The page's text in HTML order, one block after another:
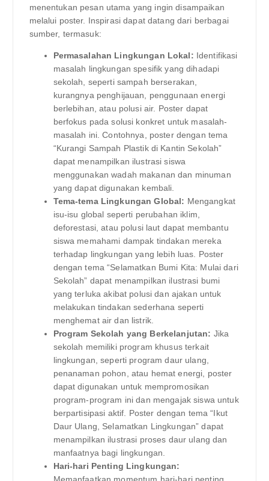
menentukan pesan utama yang ingin disampaikan
melalui poster. Inspirasi dapat datang dari berbagai
sumber, termasuk:
Permasalahan Lingkungan Lokal: Identifikasi
masalah lingkungan spesifik yang dihadapi
sekolah, seperti sampah berserakan,
kurangnya penghijauan, penggunaan energi
berlebihan, atau polusi air. Poster dapat
berfokus pada solusi konkret untuk masalah-
masalah ini. Contohnya, poster dengan tema
“Kurangi Sampah Plastik di Kantin Sekolah”
dapat menampilkan ilustrasi siswa
menggunakan wadah makanan dan minuman
yang dapat digunakan kembali.
Tema-tema Lingkungan Global: Mengangkat
isu-isu global seperti perubahan iklim,
deforestasi, atau polusi laut dapat membantu
siswa memahami dampak tindakan mereka
terhadap lingkungan yang lebih luas. Poster
dengan tema “Selamatkan Bumi Kita: Mulai dari
Sekolah” dapat menampilkan ilustrasi bumi
yang terluka akibat polusi dan ajakan untuk
melakukan tindakan sederhana seperti
menghemat air dan listrik.
Program Sekolah yang Berkelanjutan: Jika
sekolah memiliki program khusus terkait
lingkungan, seperti program daur ulang,
penanaman pohon, atau hemat energi, poster
dapat digunakan untuk mempromosikan
program-program ini dan mengajak siswa untuk
berpartisipasi aktif. Poster dengan tema “Ikut
Daur Ulang, Selamatkan Lingkungan” dapat
menampilkan ilustrasi proses daur ulang dan
manfaatnya bagi lingkungan.
Hari-hari Penting Lingkungan: